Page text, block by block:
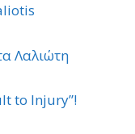
Λαλιώτη
to Injury”!